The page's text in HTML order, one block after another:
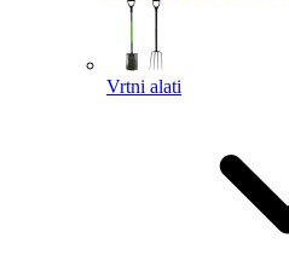
Vrtni alati